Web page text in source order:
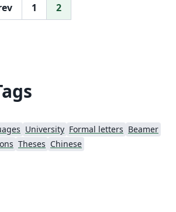
1 2
University Formal letters Beamer
Theses Chinese